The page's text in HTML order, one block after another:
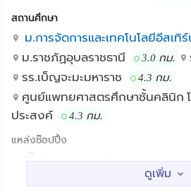
-ค่าไฟ คิดหน่วยละ 8฿ -Electricity 8฿
-ค่าน้ำหน่วยละ 22 คิดขั้นต่ำ 170฿
-Water 22฿ per unit, with a
🌿 รายเดือนมีบริการทำความสะอาด
สะอาดห้องน้ำและระเบียงห้อง ราคา
🕊️ Service cleaning in the room-
very cheap price.
🌿 ใกล้สถานที่อำนวยความสะดวกม
Lotus’s go fresh เปิด24 ชั่วโมง ห่าง
เลฟเว่น 7-Eleven เปิด 24 ชั่วโมง ห่
สถานศึกษา
ม.การจัดการและเทคโนโลยีอีสเทิร์
ม.ราชภัฏอุบลราชธานี 3.0 กม.
รร.เบ็ญจะมะมหาราช 4.3 กม.
ศูนย์แพทยศาสตรศึกษาชั้นคลินิก
ประสงค์
4.3 กม.
แหล่งช๊อปปิ้ง
บิ๊กซี อุบลราชธานี 1.7 กม.
เทสโก้โลตัส(อุบลราชธานี) 2.3 ก